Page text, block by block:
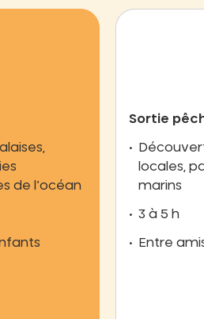
de l’océan
Sortie
locales,
marins
3 à 5 h
Entre